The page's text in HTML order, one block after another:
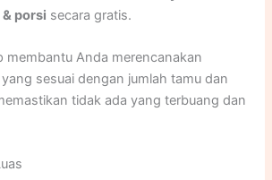
porsi secara gratis.
membantu Anda merencanakan
sesuai dengan jumlah tamu dan
tidak ada yang terbuang dan